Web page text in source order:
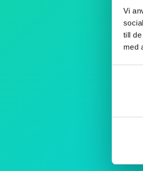
Vi
till
med